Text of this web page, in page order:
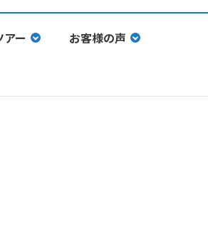
ー お客様の声